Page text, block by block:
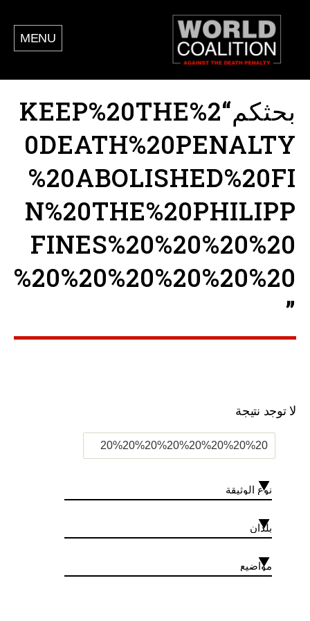
MENU
بحثكم“KEEP%20THE%2
0DEATH%20PENALTY
%20ABOLISHED%20FI
N%20THE%20PHILIPP
FINES%20%20%20%20
%20%20%20%20%20%20
”
لا توجد نتيجة